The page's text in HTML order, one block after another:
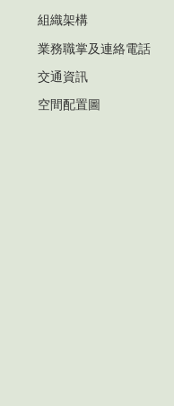
組織架構
業務職掌及連絡電話
交通資訊
空間配置圖